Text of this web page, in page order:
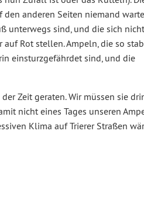
den anderen Seiten niemand
unterwegs sind, und die sich nicht
Rot stellen. Ampeln, die so
einsturzgefährdet sind, und die
Zeit geraten. Wir müssen sie
nicht eines Tages unseren
Klima auf Trierer Straßen